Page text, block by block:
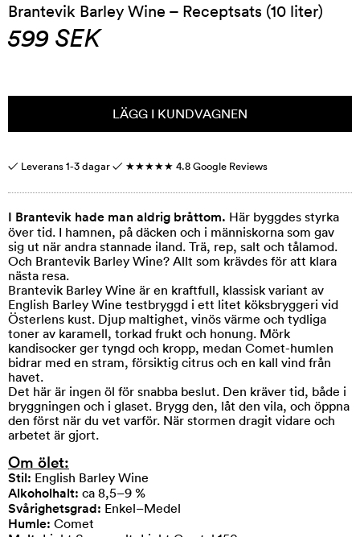
Brantevik Barley Wine – Receptsats (10 liter)
599 SEK
LÄGG I KUNDVAGNEN
✓ Leverans 1-3 dagar ✓ ★★★★★ 4.8 Google Reviews
I Brantevik hade man aldrig bråttom. Här byggdes styrka
över tid. I hamnen, på däcken och i människorna som gav
sig ut när andra stannade iland. Trä, rep, salt och tålamod.
Och Brantevik Barley Wine? Allt som krävdes för att klara
nästa resa.
Brantevik Barley Wine är en kraftfull, klassisk variant av
English Barley Wine testbryggd i ett litet köksbryggeri vid
Österlens kust. Djup maltighet, vinös värme och tydliga
toner av karamell, torkad frukt och honung. Mörk
kandisocker ger tyngd och kropp, medan Comet-humlen
bidrar med en stram, försiktig citrus och en kall vind från
havet.
Det här är ingen öl för snabba beslut. Den kräver tid, både i
bryggningen och i glaset. Brygg den, låt den vila, och öppna
den först när du vet varför. När stormen dragit vidare och
arbetet är gjort.
Om ölet:
Stil: English Barley Wine
Alkoholhalt: ca 8,5–9 %
Svårighetsgrad: Enkel–Medel
Humle: Comet